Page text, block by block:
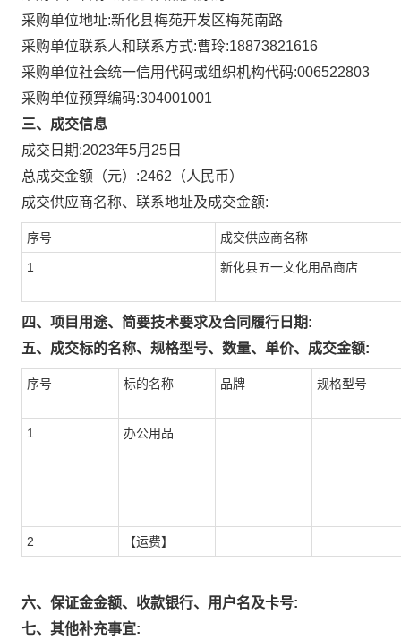
采购单位地址:新化县梅苑开发区梅苑南路
采购单位联系人和联系方式:曹玲:18873821616
采购单位社会统一信用代码或组织机构代码:006522803
采购单位预算编码:304001001
三、成交信息
成交日期:2023年5月25日
总成交金额（元）:2462 （人民币）
成交供应商名称、联系地址及成交金额:
序号 成交供应商名称
1 新化县五一文化用品商店
四、项目用途、简要技术要求及合同履行日期:
五、成交标的名称、规格型号、数量、单价、成交金额:
序号 标的名称 品牌 规格型号
1 办公用品
2 【运费】
六、保证金金额、收款银行、用户名及卡号:
七、其他补充事宜: